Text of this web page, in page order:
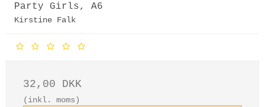
Party Girls, A6
Kirstine Falk
32,00 DKK
(inkl. moms)